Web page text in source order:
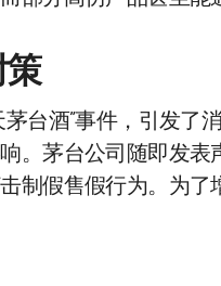
策
茅台酒”事件，引发了
。茅台公司随即发
制假售假行为。为